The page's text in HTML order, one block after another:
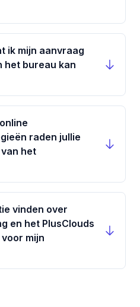
ik mijn aanvraag
het bureau kan
raden jullie
het
vinden over
en het PlusClouds
mijn